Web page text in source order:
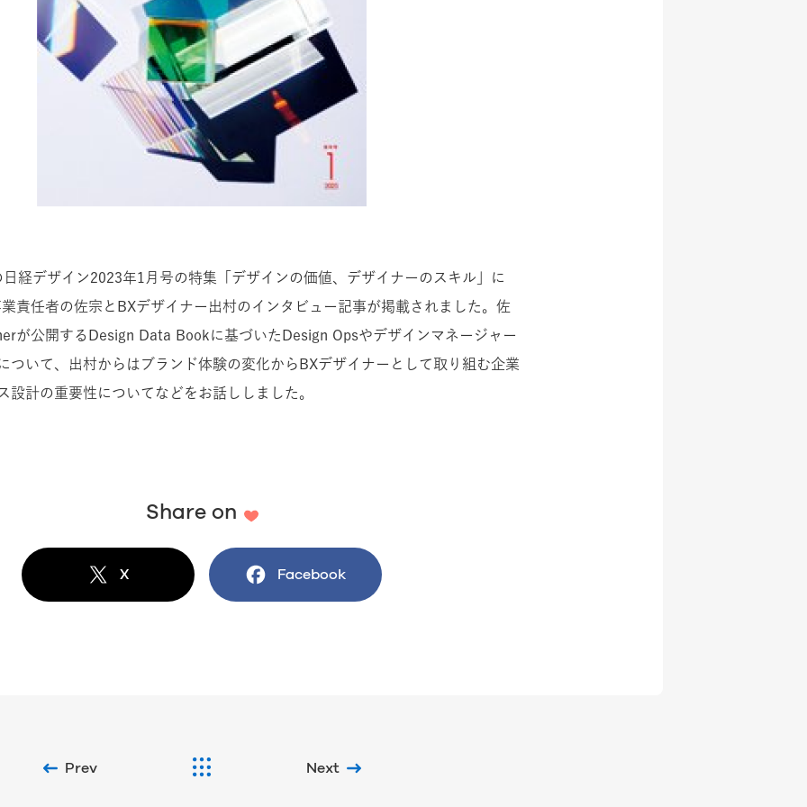
経デザイン2023年1月号の特集「デザインの価値、デザイナーのスキル」に
責任者の佐宗とBXデザイナー出村のインタビュー記事が掲載されました。佐
が公開するDesign Data Bookに基づいたDesign Opsやデザインマネージャー
ついて、出村からはブランド体験の変化からBXデザイナーとして取り組む企業
設計の重要性についてなどをお話ししました。
Share on
X Facebook でシェア
Prev Next